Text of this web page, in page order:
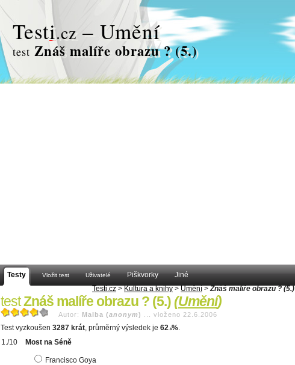
Testi.cz – Umění
test Znáš malíře obrazu ? (5.)
Testy Vložit test Uživatelé Piškvorky
Jiné
Testi.cz > Kultura a knihy > Umění >Znáš malíře obrazu ? (5.)
testZnáš malíře obrazu ? (5.)(Umění)
Autor: Malba (anonym) vloženo 22.6.2006
Test vyzkoušen 3287 krát, průměrný výsledek je 62 .8%.
Most na Séně
Francisco Goya